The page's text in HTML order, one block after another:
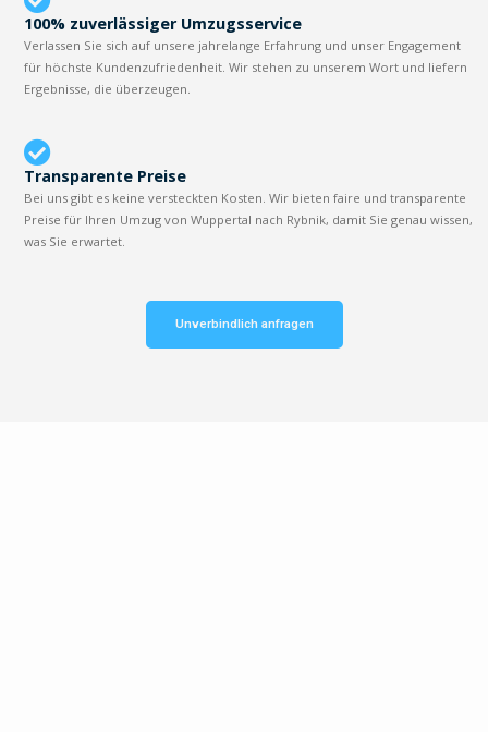
100% zuverlässiger Umzugsservice
Verlassen Sie sich auf unsere jahrelange Erfahrung und unser Engagement
für höchste Kundenzufriedenheit. Wir stehen zu unserem Wort und liefern
Ergebnisse, die überzeugen.
Transparente Preise
Bei uns gibt es keine versteckten Kosten. Wir bieten faire und transparente
Preise für Ihren Umzug von Wuppertal nach Rybnik, damit Sie genau wissen,
was Sie erwartet.
Unverbindlich anfragen